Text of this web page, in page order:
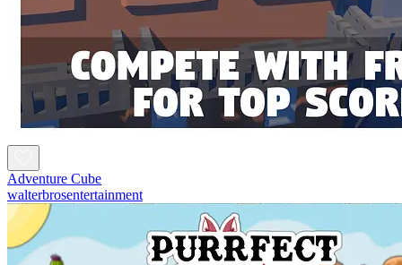
Adventure Cube
walterbrosentertainment